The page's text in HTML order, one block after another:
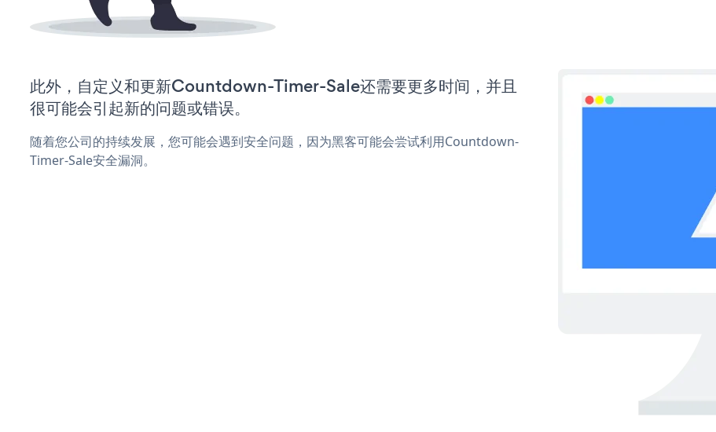
此外，自定义和更新Countdown-Timer-Sale还需要更多时间，并且
很可能会引起新的问题或错误。
随着您公司的持续发展，您可能会遇到安全问题，因为黑客可能会尝试利用Countdown-
Timer-Sale安全漏洞。